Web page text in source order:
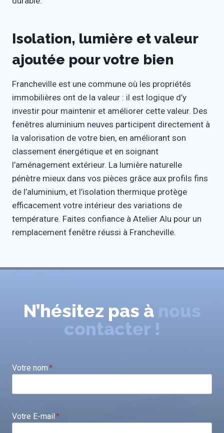
Isolation, lumière et valeur
ajoutée pour votre bien
Francheville est une commune où les propriétés
immobilières ont de la valeur : il est logique d’y
investir pour maintenir et améliorer cette valeur. Des
fenêtres aluminium neuves participent directement à
la valorisation de votre bien, en améliorant son
classement énergétique et en soignant
l’aménagement extérieur. La lumière naturelle
pénètre mieux dans vos pièces grâce aux profils fins
de l’aluminium, et l’isolation thermique protège
efficacement votre intérieur des variations de
température. Faites confiance à Atelier Alu pour un
remplacement fenêtre réussi à Francheville.
N’hésitez pas à nous
contacter !
Votre nom*
Votre E-mail*